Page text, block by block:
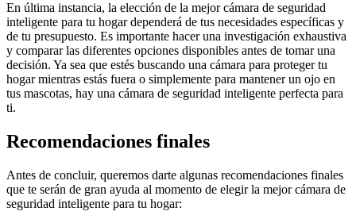
En última instancia, la elección de la mejor cámara de seguridad
inteligente para tu hogar dependerá de tus necesidades específicas y
de tu presupuesto. Es importante hacer una investigación exhaustiva
y comparar las diferentes opciones disponibles antes de tomar una
decisión. Ya sea que estés buscando una cámara para proteger tu
hogar mientras estás fuera o simplemente para mantener un ojo en
tus mascotas, hay una cámara de seguridad inteligente perfecta para
ti.
Recomendaciones finales
Antes de concluir, queremos darte algunas recomendaciones finales
que te serán de gran ayuda al momento de elegir la mejor cámara de
seguridad inteligente para tu hogar: